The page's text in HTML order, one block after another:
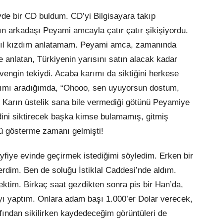
bir CD buldum. CD’yi Bilgisayara takıp
arkadaşı Peyami amcayla çatır çatır şikişiyordu.
anlatamam. Peyami amca, zamanında
Türkiyenin yarısını satın alacak kadar
tekiydi. Acaba karımı da siktiğini herkese
aradığımda, “Ohooo, sen uyuyorsun dostum,
üstelik sana bile vermediği götünü Peyamiye
siktirecek başka kimse bulamamış, gitmiş
gösterme zamanı gelmişti!
evinde geçirmek istediğimi söyledim. Erken bir
Ben de soluğu İstiklal Caddesi’nde aldım.
Birkaç saat gezdikten sonra pis bir Han’da,
yaptım. Onlara adam başı 1.000’er Dolar verecek,
sikilirken kaydedeceğim görüntüleri de